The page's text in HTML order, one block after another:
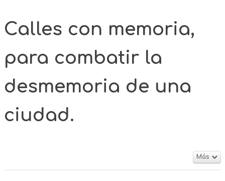
Calles con memoria,
para combatir la
desmemoria de una
ciudad.
Más